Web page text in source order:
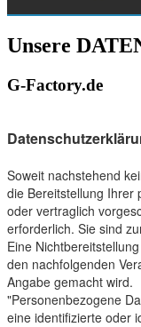
Unsere
G-Factory.de
Soweit nachstehend
die Bereitstellung Ihrer
oder vertraglich
erforderlich. Sie sind
Eine
den nachfolgenden
Angabe gemacht wird.
"Personenbezogene
eine identifizierte oder